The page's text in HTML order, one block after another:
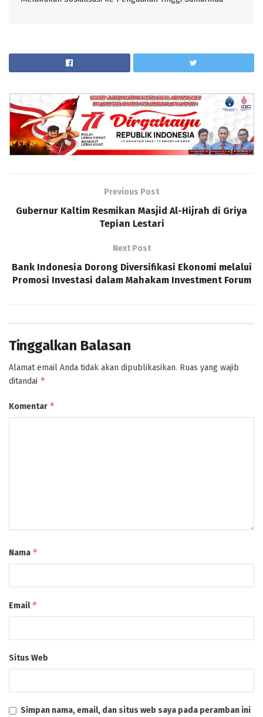
Previous Post
Gubernur Kaltim Resmikan Masjid Al-Hijrah di Griya
Tepian Lestari
Next Post
Bank Indonesia Dorong Diversifikasi Ekonomi melalui
Promosi Investasi dalam Mahakam Investment Forum
Tinggalkan Balasan
Alamat email Anda tidak akan dipublikasikan. Ruas yang wajib
ditandai *
Komentar *
Nama *
Email*
Situs Web
Simpan nama, email, dan situs web saya pada peramban ini